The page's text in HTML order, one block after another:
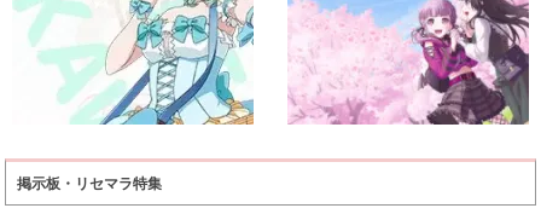
掲示板・リセマラ特集